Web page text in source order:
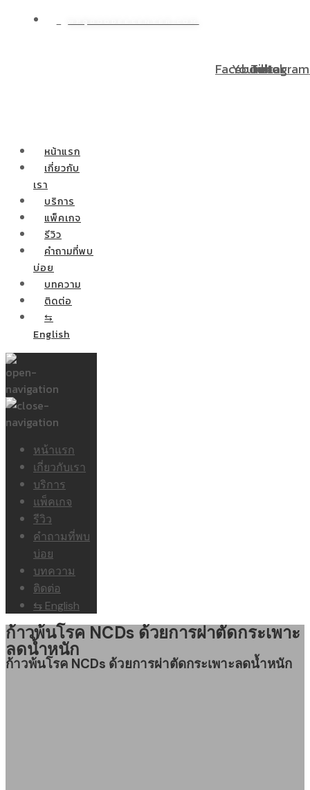
Facebook
Youtube
Tiktok
Instagram
หน้าแรก
เกี่ยวกับ
เรา
บริการ
แพ็คเกจ
รีวิว
คำถามที่พบ
บ่อย
บทความ
ติดต่อ
⇆
English
หน้าแรก
เกี่ยวกับเรา
บริการ
แพ็คเกจ
รีวิว
คำถามที่พบ
บ่อย
บทความ
ติดต่อ
⇆ English
ก้าวพ้นโรค NCDs ด้วยการผ่าตัดกระเพาะ
ลดน้ำหนัก
ก้าวพ้นโรค NCDs ด้วยการผ่าตัดกระเพาะลดน้ำหนัก